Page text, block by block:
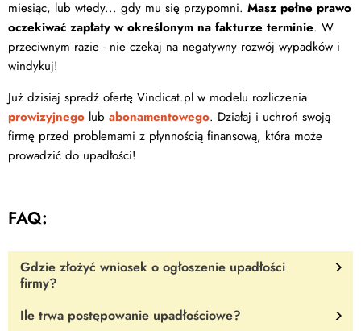
miesiąc, lub wtedy... gdy mu się przypomni. Masz pełne prawo
oczekiwać zapłaty w określonym na fakturze terminie. W
przeciwnym razie - nie czekaj na negatywny rozwój wypadków i
windykuj!
Już dzisiaj spradź ofertę Vindicat.pl w modelu rozliczenia
prowizyjnego lub abonamentowego. Działaj i uchroń swoją
firmę przed problemami z płynnością finansową, która może
prowadzić do upadłości!
FAQ:
Gdzie złożyć wniosek o ogłoszenie upadłości
firmy?
Wniosek należy złożyć wwydziale gospodarczym sądu
Ile trwa postępowanie upadłościowe?